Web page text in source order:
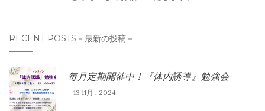
RECENT POSTS－最新の投稿－
毎月定期開催中！『体内誘導』勉強会
- 13 11月 , 2024